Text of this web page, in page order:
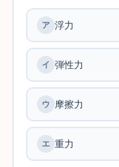
浮力
弾性力
摩擦力
重力